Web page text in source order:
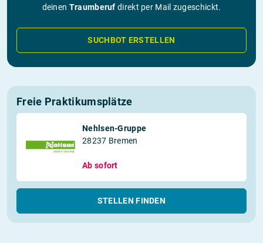
deinen Traumberuf direkt per Mail zugeschickt.
SUCHBOT ERSTELLEN
Freie Praktikumsplätze
Nehlsen-Gruppe
28237 Bremen
Ab sofort
STELLEN FINDEN